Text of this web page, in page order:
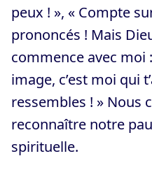
peux ! », « Compte
prononcés ! Mais
commence avec moi
image, c’est moi qui
ressembles ! » Nous
reconnaître notre
spirituelle.